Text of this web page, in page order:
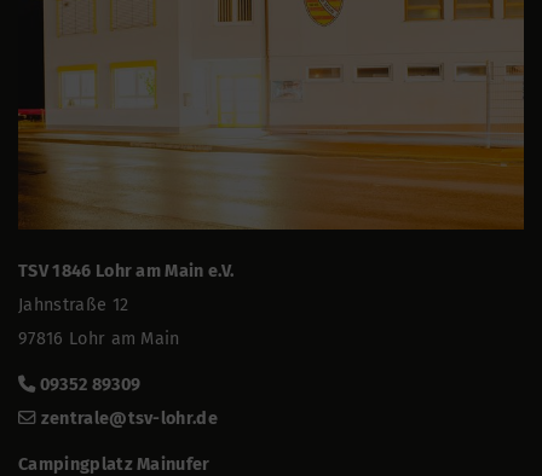
TSV 1846 Lohr am Main e.V.
Jahnstraße 12
97816 Lohr am Main
09352 89309
zentrale@tsv-lohr.de
Campingplatz Mainufer